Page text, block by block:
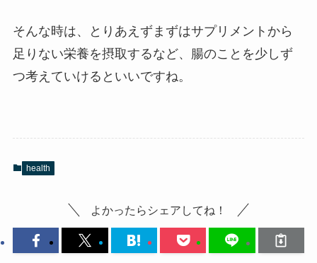
そんな時は、とりあえずまずはサプリメントから
足りない栄養を摂取するなど、腸のことを少しず
つ考えていけるといいですね。
health
よかったらシェアしてね！